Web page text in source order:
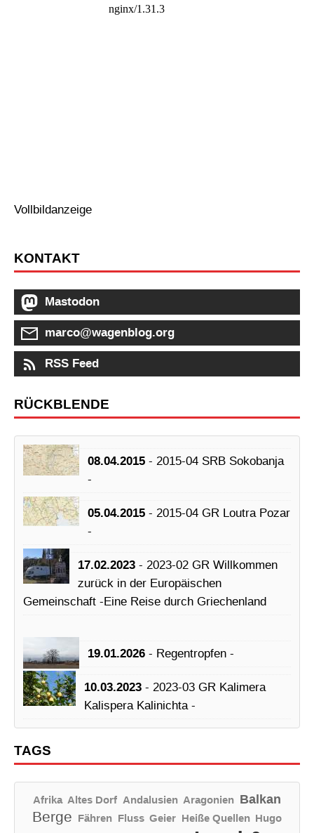
Vollbildanzeige
KONTAKT
Mastodon
marco@wagenblog.org
RSS Feed
RÜCKBLENDE
08.04.2015 - 2015-04 SRB Sokobanja
-
05.04.2015 - 2015-04 GR Loutra Pozar
-
17.02.2023 - 2023-02 GR Willkommen
zurück in der Europäischen
Gemeinschaft -Eine Reise durch Griechenland
19.01.2026 - Regentropfen -
10.03.2023 - 2023-03 GR Kalimera
Kalispera Kalinichta -
TAGS
Afrika Altes Dorf Andalusien Aragonien Balkan
Berge Fähren Fluss Geier Heiße Quellen Hugo